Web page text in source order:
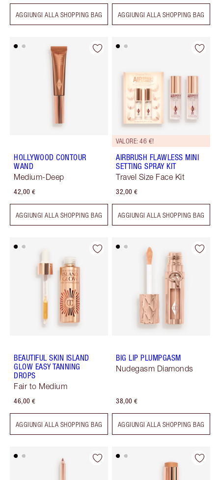
AGGIUNGI ALLA SHOPPING BAG AGGIUNGI ALLA SHOPPING BAG
HOLLYWOOD CONTOUR
WAND
Medium-Deep
42,00 €
AGGIUNGI ALLA SHOPPING BAG
VALORE: 46 €!
AIRBRUSH FLAWLESS MINI
SETTING SPRAY KIT
Travel Size Face Kit
32,00 €
AGGIUNGI ALLA SHOPPING BAG
BEAUTIFUL SKIN ISLAND
GLOW EASY TANNING
DROPS
Fair to Medium
46,00 €
AGGIUNGI ALLA SHOPPING BAG
BIG LIP PLUMPGASM
Nudegasm Diamonds
38,00 €
AGGIUNGI ALLA SHOPPING BAG